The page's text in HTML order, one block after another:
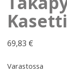
69,83 €
Varastossa